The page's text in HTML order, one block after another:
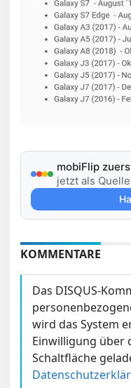
mobiFlip
jetzt als
KOMMENTARE
Das DISQUS-
wird das System
Einwilligung über
Schaltfläche